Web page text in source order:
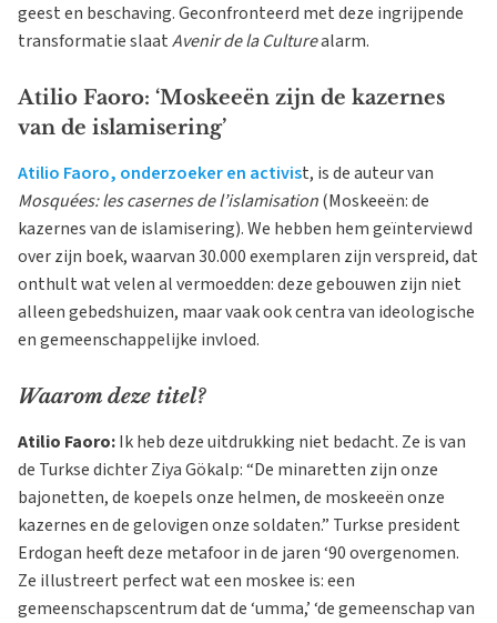
geest en beschaving. Geconfronteerd met deze ingrijpende
transformatie slaatAvenir de la Culturealarm.
Atilio Faoro: ‘Moskeeën zijn de kazernes
van de islamisering’
Atilio Faoro, onderzoeker en activist, is de auteur van
Mosquées: les casernes de l’islamisation(Moskeeën: de
kazernes van de islamisering). We hebben hem geïnterviewd
over zijn boek, waarvan 30.000 exemplaren zijn verspreid, dat
onthult wat velen al vermoedden: deze gebouwen zijn niet
alleen gebedshuizen, maar vaak ook centra van ideologische
en gemeenschappelijke invloed.
Waarom deze titel?
Atilio Faoro:Ik heb deze uitdrukking niet bedacht. Ze is van
de Turkse dichter Ziya Gökalp: “De minaretten zijn onze
bajonetten, de koepels onze helmen, de moskeeën onze
kazernes en de gelovigen onze soldaten.” Turkse president
Erdogan heeft deze metafoor in de jaren ‘90 overgenomen.
Ze illustreert perfect wat een moskee is: een
gemeenschapscentrum dat de ‘umma,’ ‘de gemeenschap van